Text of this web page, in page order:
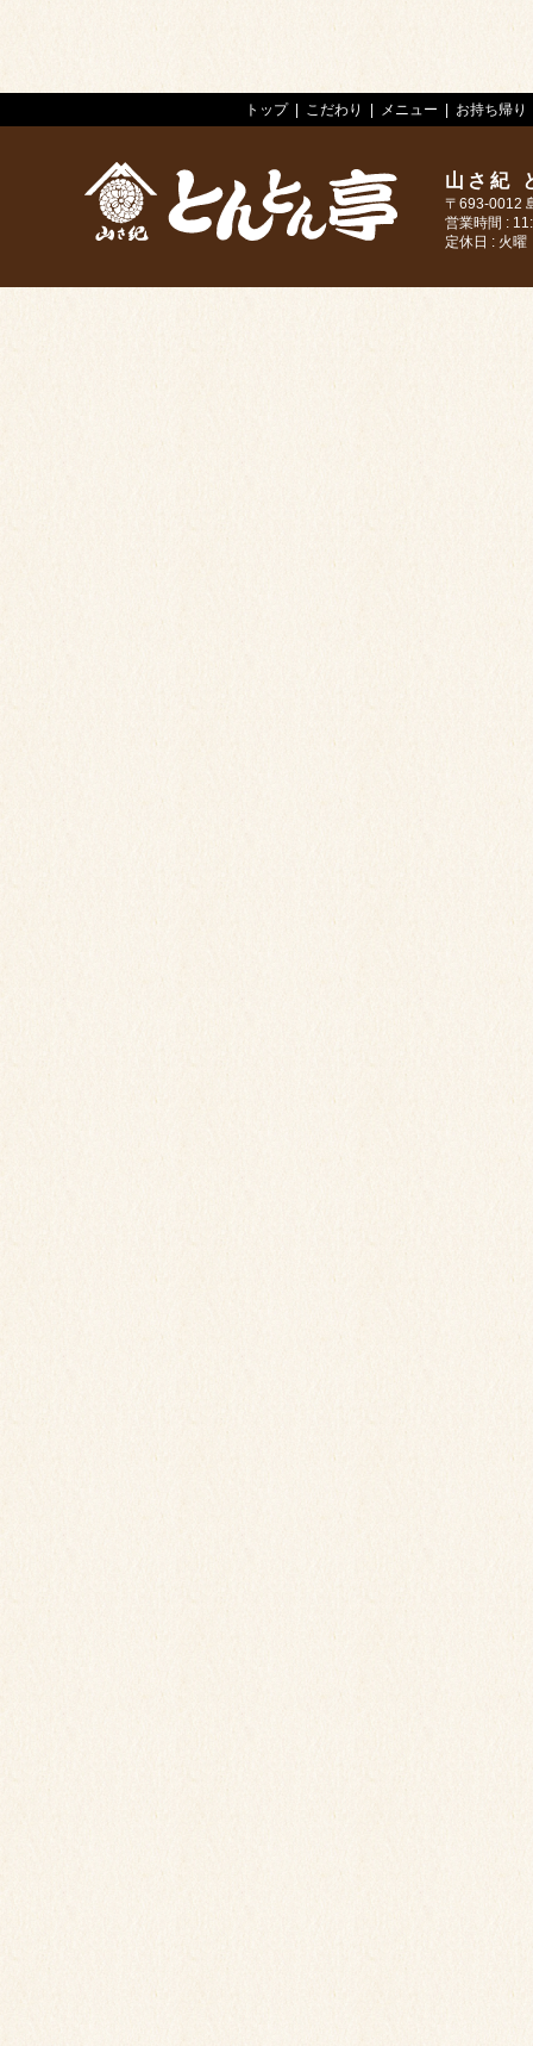
山さ紀
〒693-0012
営業時間 :
定休日 : 火曜
トップ こだわり メニュー お持ち帰り